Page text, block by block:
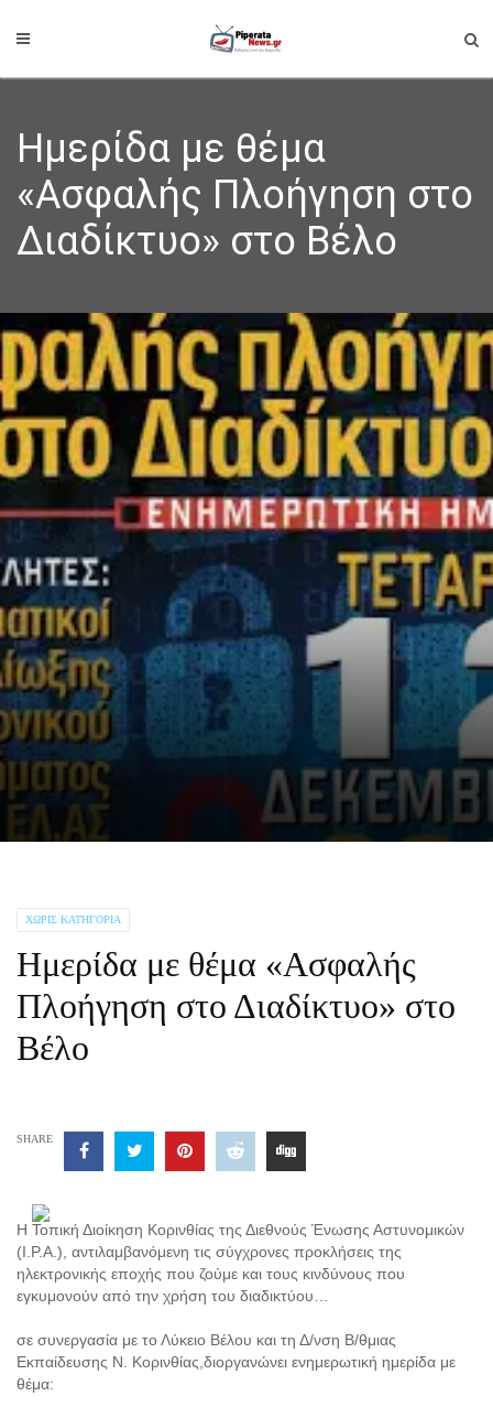
Ημερίδα με θέμα
«Ασφαλής Πλοήγηση στο
Διαδίκτυο» στο Βέλο
ΧΩΡΊΣ ΚΑΤΗΓΟΡΊΑ
Ημερίδα με θέμα «Ασφαλής
Πλοήγηση στο Διαδίκτυο» στο
Βέλο
SHARE
Η Τοπική Διοίκηση Κορινθίας της Διεθνούς Ένωσης Αστυνομικών
(I.P.A.), αντιλαμβανόμενη τις σύγχρονες προκλήσεις της
ηλεκτρονικής εποχής που ζούμε και τους κινδύνους που
εγκυμονούν από την χρήση του διαδικτύου…
σε συνεργασία με το Λύκειο Βέλου και τη Δ/νση Β/θμιας
Εκπαίδευσης Ν. Κορινθίας,διοργανώνει ενημερωτική ημερίδα με
θέμα: